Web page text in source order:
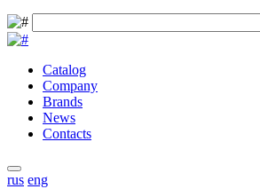
Catalog
Company
Brands
News
Contacts
rus eng